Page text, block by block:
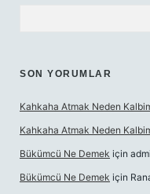
SON YORUMLAR
Kahkaha Atmak Neden
Kahkaha Atmak Neden
Bükümcü Ne Demek için
Bükümcü Ne Demek için